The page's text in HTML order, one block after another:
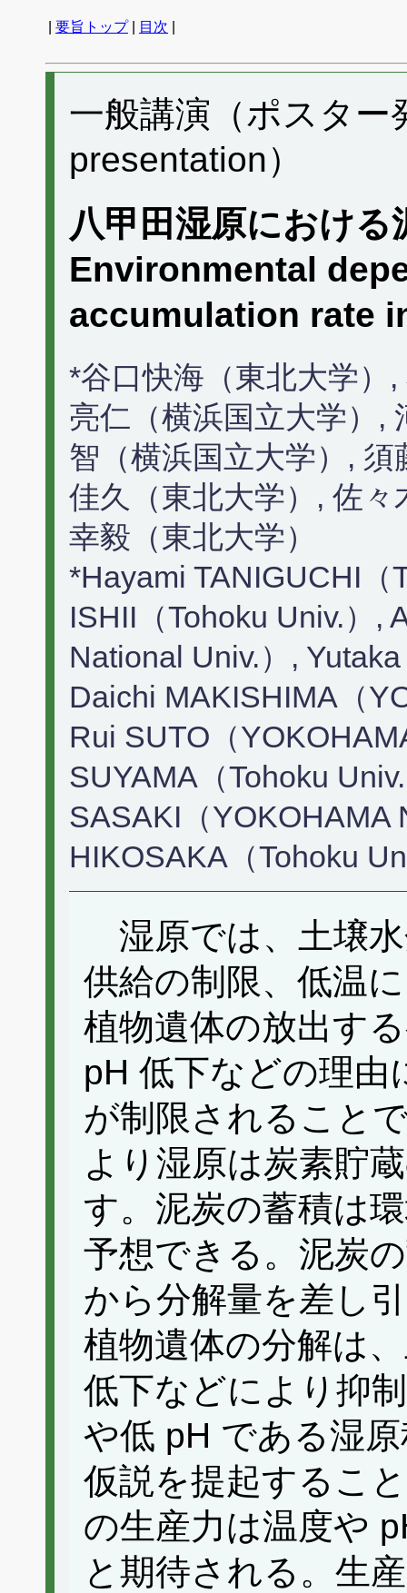
要旨トップ| 目次
一般講演（ポスタ
presentation）
八甲田湿原における
Environmental
accumulation rate
*谷口快海（東北大学）
亮仁（横浜国立大学）,
智（横浜国立大学）,
佳久（東北大学）, 佐
幸毅（東北大学）
*Hayami TANIGUCHI（
ISHII（Tohoku Univ.）,
National Univ.）,
Daichi MAKISHIMA（
Rui SUTO（
SUYAMA（Tohoku
SASAKI（YOKOHAMA
HIKOSAKA（Tohoku
湿原では、土壌
供給の制限、低温
植物遺体の放出す
pH 低下などの理由
が制限されること
より湿原は炭素貯
す。泥炭の蓄積は
予想できる。泥炭
から分解量を差し
植物遺体の分解は
低下などにより抑
や低 pH である湿
仮説を提起するこ
の生産力は温度や
と期待される。生